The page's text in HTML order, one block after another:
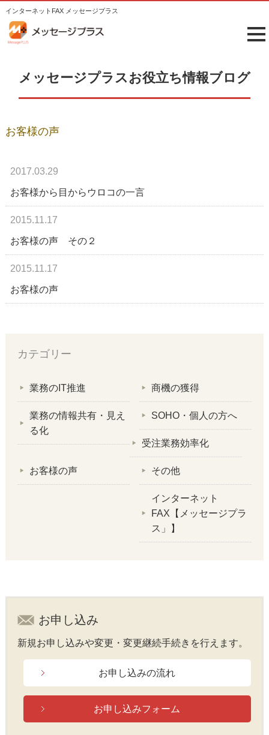
インターネットFAX メッセージプラス
メッセージプラスお役立ち情報ブログ
お客様の声
2017.03.29
お客様から目からウロコの一言
2015.11.17
お客様の声 その２
2015.11.17
お客様の声
カテゴリー
業務のIT推進 商機の獲得
業務の情報共有・見え
る化
SOHO・個人の方へ
受注業務効率化
その他
お客様の声
インターネット
FAX【メッセージプラ
ス」】
お申し込み
新規お申し込みや変更・変更継続手続きを行えます。
お申し込みの流れ
お申し込みフォーム